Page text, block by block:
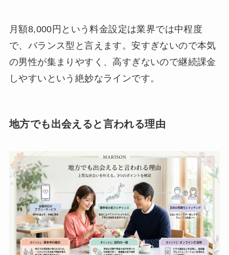
月額8,000円という料金設定は業界では中程度
で、バランス型と言えます。安すぎないので本気
の男性が集まりやすく、高すぎないので継続課金
しやすいという絶妙なラインです。
地方でも出会えると言われる理由